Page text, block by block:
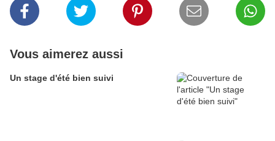
Vous aimerez aussi
Un stage d'été bien suivi